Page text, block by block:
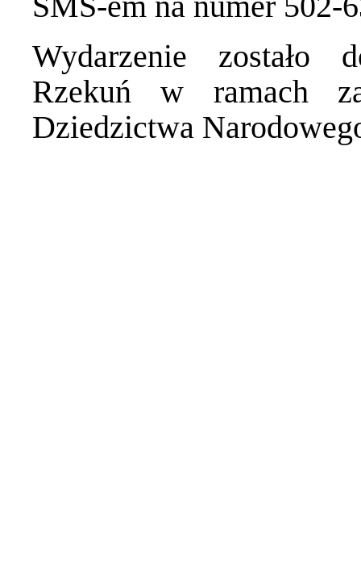
Wydarzenie zostało
Rzekuń w ramach
Dziedzictwa